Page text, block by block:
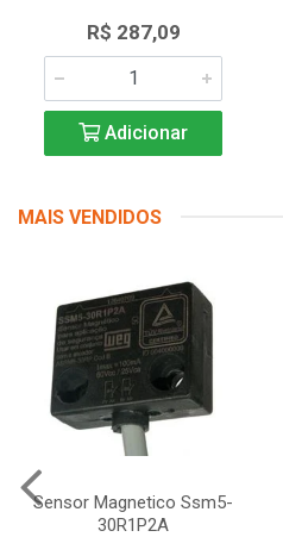
R$ 287,09
Adicionar
MAIS VENDIDOS
Sensor Magnetico Ssm5-
30R1P2A